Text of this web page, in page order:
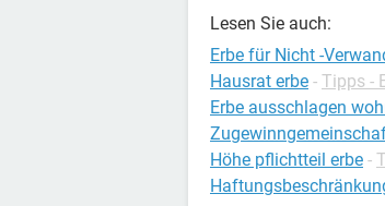
Lesen Sie auch:
Erbe für Nicht -
Hausrat erbe - Tipps -
Erbe ausschlagen
Höhe pflichtteil erbe -